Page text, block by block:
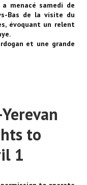
menacé samedi de
Bas de la visite du
évoquant un relent
et une grande
to
1